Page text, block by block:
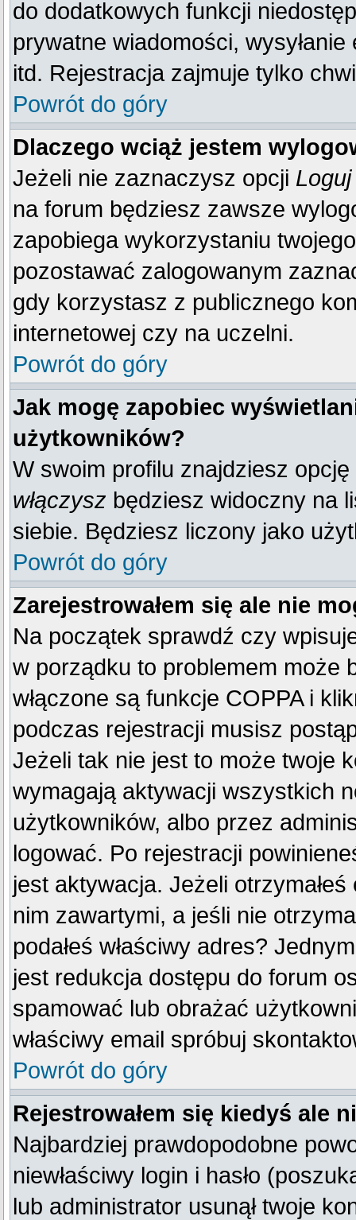
do dodatkowych funkcji
prywatne wiadomości,
itd. Rejestracja zajmuje tylko
Powrót do góry
Dlaczego wciąż jestem
Jeżeli nie zaznaczysz opcji
na forum będziesz zawsze
zapobiega wykorzystaniu
pozostawać zalogowanym
gdy korzystasz z publicznego
internetowej czy na uczelni.
Powrót do góry
Jak mogę zapobiec
użytkowników?
W swoim profilu znajdziesz opcję
włączysz będziesz widoczny na
siebie. Będziesz liczony jako
Powrót do góry
Zarejestrowałem się ale nie
Na początek sprawdź czy
w porządku to problemem może
włączone są funkcje COPPA i
podczas rejestracji musisz
Jeżeli tak nie jest to może twoje
wymagają aktywacji wszystkich
użytkowników, albo przez
logować. Po rejestracji
jest aktywacja. Jeżeli
nim zawartymi, a jeśli nie
podałeś właściwy adres?
jest redukcja dostępu do forum
spamować lub obrażać
właściwy email spróbuj
Powrót do góry
Rejestrowałem się kiedyś ale
Najbardziej prawdopodobne
niewłaściwy login i hasło
lub administrator usunął twoje